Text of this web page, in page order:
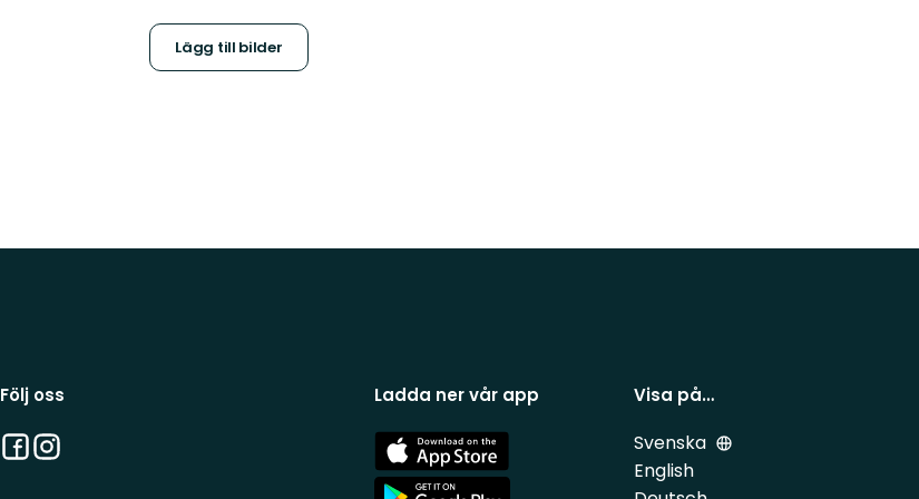
Lägg till bilder
Följ oss
Facebook
Instagram
Ladda ner vår app
App
Store
App
Visa på…
Svenska
English